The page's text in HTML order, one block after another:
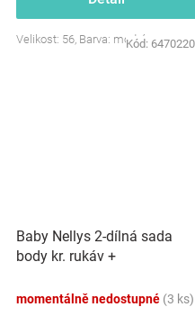
Velikost: 56, Barva: modrá
Kód:
Baby Nellys 2-dílná sada
body kr. rukáv +
Little Star
momentálně nedostupné (3 ks)